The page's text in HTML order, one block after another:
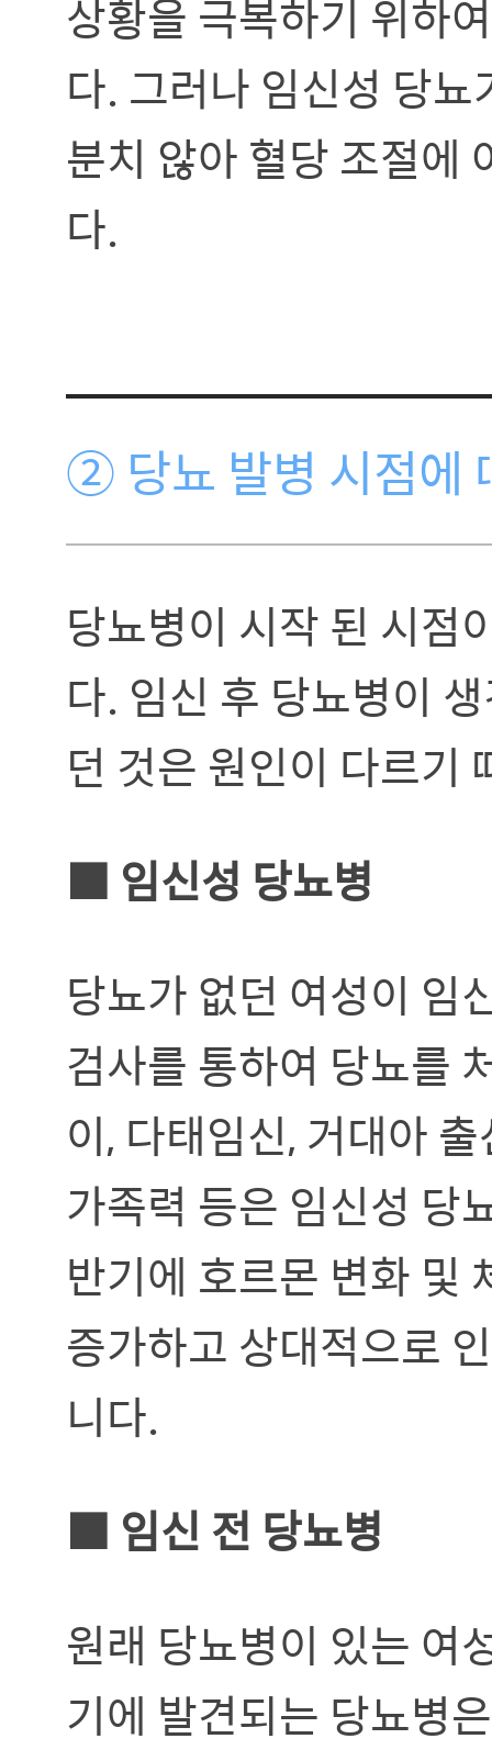
상황을 극복하기 위하
다. 그러나 임신성 당
분치 않아 혈당 조절에
다.
② 당뇨 발병 시점에
당뇨병이 시작 된 시점
다. 임신 후 당뇨병이
던 것은 원인이 다르기
■ 임신성 당뇨병
당뇨가 없던 여성이 임
검사를 통하여 당뇨를
이, 다태임신, 거대아
가족력 등은 임신성 당
반기에 호르몬 변화 및
증가하고 상대적으로
니다.
■ 임신 전 당뇨병
원래 당뇨병이 있는 여
기에 발견되는 당뇨병